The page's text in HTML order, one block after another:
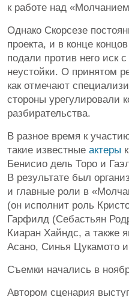
к работе над
Однако Скорсезе
проекта, и в конце
подали против него иск
неустойки. О принятом
как отмечают
стороны урегулировали
разбирательства.
В разное время к
такие известные актеры
Бенисио дель Торо и
В результате был
и главные роли в
(он исполнит роль
Гарфилд (Себастьян
Киаран Хайндс, а также
Асано, Синья Цукамото
Съемки начались в
Автором сценария